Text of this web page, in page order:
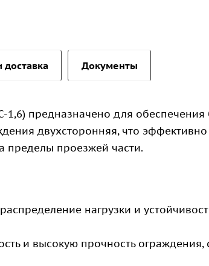
доставка Документы
предназначено для обеспечения
двухсторонняя, что эффективно
пределы проезжей части.
нагрузки и
и высокую прочность ограждения,